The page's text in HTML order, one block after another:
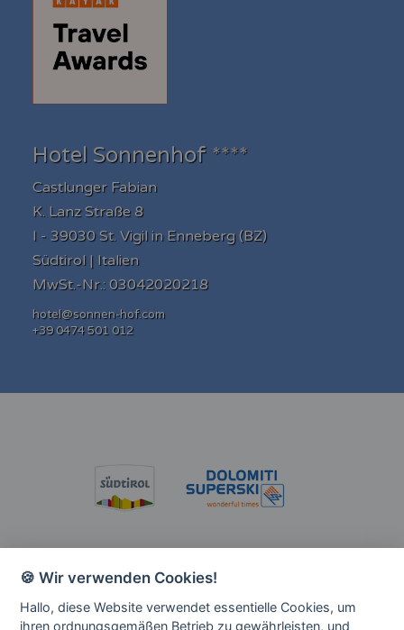
Hotel Sonnenhof ****
Castlunger Fabian
K. Lanz Straße 8
I - 39030 St. Vigil in Enneberg (BZ)
Südtirol | Italien
MwSt.-Nr.: 03042020218
hotel@sonnen-hof.com
+39 0474 501 012
🍪 Wir verwenden Cookies!
Hallo, diese Website verwendet essentielle Cookies, um
ihren ordnungsgemäßen Betrieb zu gewährleisten, und